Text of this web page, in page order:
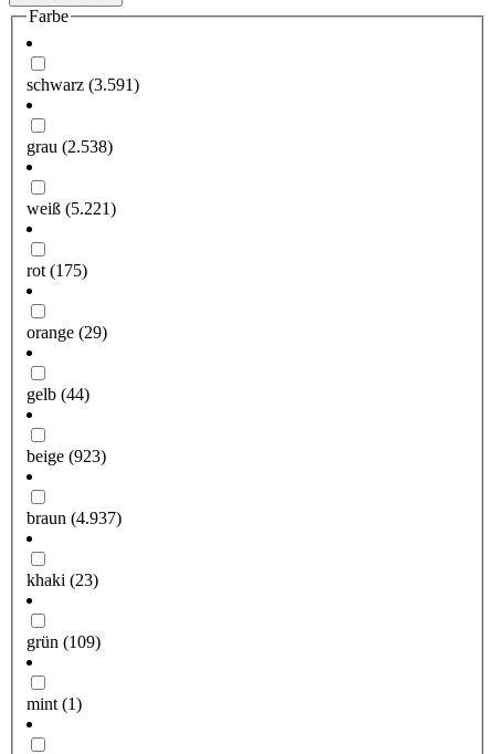
Farbe
schwarz (3.591)
grau (2.538)
weiß (5.221)
rot (175)
orange (29)
gelb (44)
beige (923)
braun (4.937)
khaki (23)
grün (109)
mint (1)